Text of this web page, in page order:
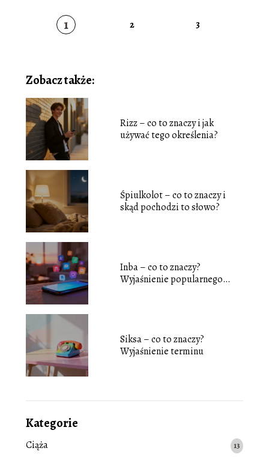
1 2 3
Zobacz także:
Rizz – co to znaczy i jak
używać tego określenia?
Śpiulkolot – co to znaczy i
skąd pochodzi to słowo?
Inba – co to znaczy?
Wyjaśnienie popularnego
Siksa – co to znaczy?
Wyjaśnienie terminu
Kategorie
Ciąża 13